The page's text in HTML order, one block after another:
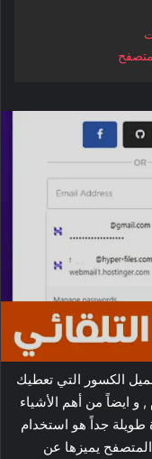
الكسور التي تعطيك
و ايضاً من أهم الأشياء
جداً هو استخدام
يميزها عن